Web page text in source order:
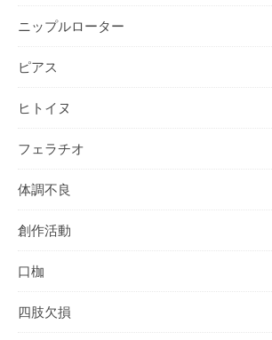
ニップルローター
ピアス
ヒトイヌ
フェラチオ
体調不良
創作活動
口枷
四肢欠損